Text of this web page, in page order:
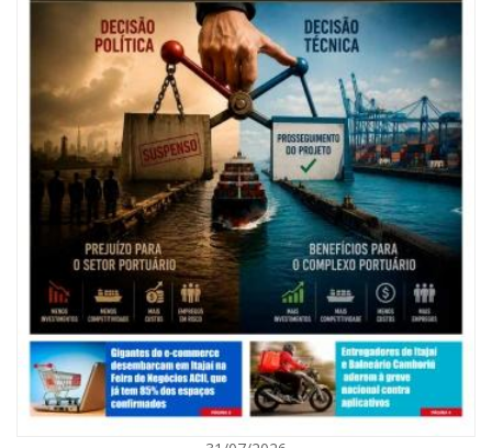
09/08/2026 | 07:00
Exposição revela a jornada de um pai diante da transição da filha em